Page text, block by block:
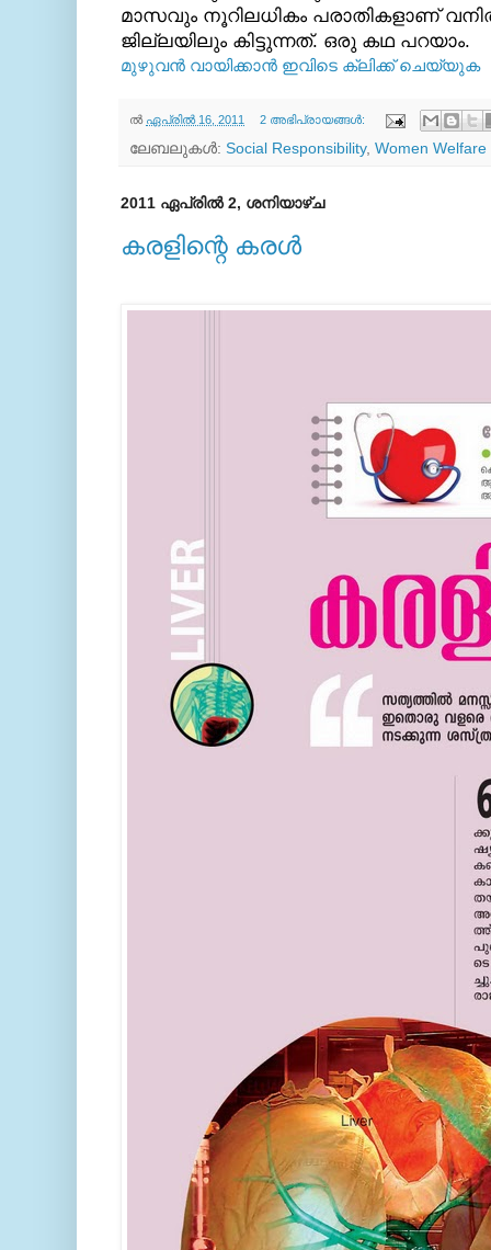
മാസവും നൂറിലധികം പരാതികളാണ്
ജില്ലയിലും കിട്ടുന്നത്. ഒരു കഥ പറയാം.
മുഴുവന്‍ വായിക്കാന്‍ ഇവിടെ ക്ലിക്ക്‌ ചെയ്യുക
ല്‍ ഏപ്രിൽ 16, 2011 2 അഭിപ്രായങ്ങൾ:
ലേബലുകള്‍: Social Responsibility, Women Welfare
2011 ഏപ്രിൽ 2, ശനിയാഴ്‌ച
കരളിന്റെ കരള്‍